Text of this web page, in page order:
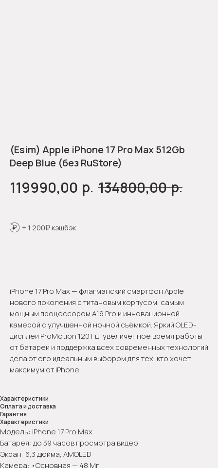
(Esim) Apple iPhone 17 Pro Max 512Gb
Deep Blue (без RuStore)
119990,00 р. 134800,00 р.
+ 1 200₽ кэшбэк
iPhone 17 Pro Max — флагманский смартфон Apple
нового поколения с титановым корпусом, самым
мощным процессором A19 Pro и инновационной
камерой с улучшенной ночной съёмкой. Яркий OLED-
дисплей ProMotion 120 Гц, увеличенное время работы
от батареи и поддержка всех современных технологий
делают его идеальным выбором для тех, кто хочет
максимум от iPhone.
Характеристики
Оплата и доставка
Гарантия
Характеристики
Модель: iPhone 17 Pro Max
Батарея: до 39 часов просмотра видео
Экран: 6,3 дюйма, AMOLED
Камера: •Основная — 48 Мп